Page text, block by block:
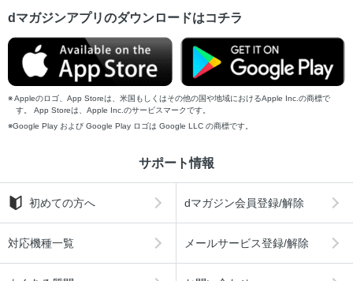
dマガジンアプリのダウンロードはコチラ
Appleのロゴ、App Storeは、米国もしくはその他の国や地域におけるApple Inc.の商標で
す。 App Storeは、Apple Inc.のサービスマークです。
Google Play および Google Play ロゴは Google LLC の商標です。
サポート情報
初めての方へ dマガジン会員登録/解除
対応機種一覧 メールサービス登録/解除